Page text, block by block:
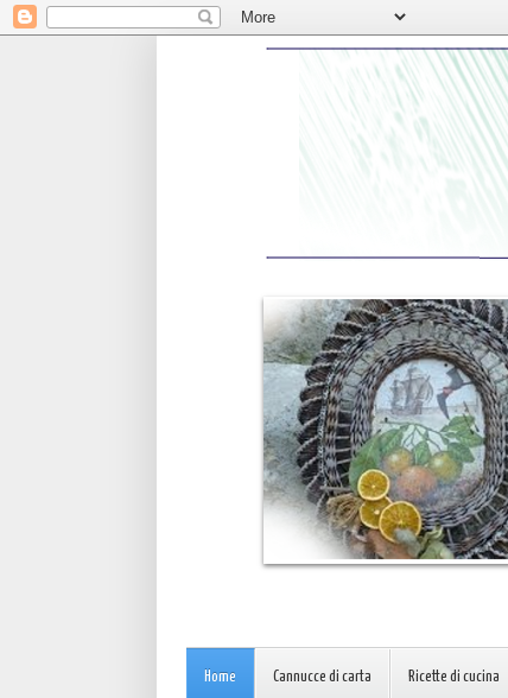
Home Cannucce di carta Ricette di cucina